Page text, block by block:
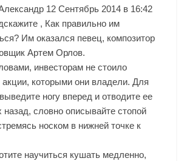
12 Сентябрь 2014 в 16:42
, Как правильно им
Им оказался певец, композитор
Артем Орлов.
инвесторам не стоило
акции, которыми они владели. Для
ногу вперед и отводите ее
назад, словно описывайте стопой
носком в нижней точке к
научиться кушать медленно,